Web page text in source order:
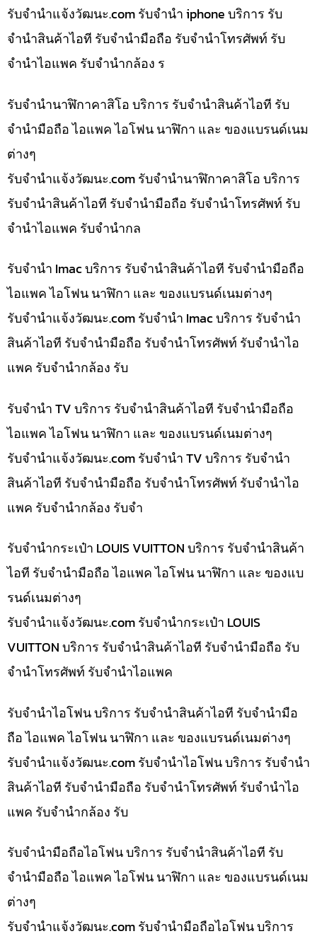
รับจํานําแจ้งวัฒนะ.com รับจำนำ iphone บริการ รับ
จำนำสินค้าไอที รับจำนำมือถือ รับจำนำโทรศัพท์ รับ
จำนำไอแพค รับจำนำกล้อง ร
รับจำนำนาฬิกาคาสิโอ บริการ รับจำนำสินค้าไอที รับ
จำนำมือถือ ไอแพค ไอโฟน นาฬิกา และ ของแบรนด์เนม
ต่างๆ
รับจํานําแจ้งวัฒนะ.com รับจำนำนาฬิกาคาสิโอ บริการ
รับจำนำสินค้าไอที รับจำนำมือถือ รับจำนำโทรศัพท์ รับ
จำนำไอแพค รับจำนำกล
รับจำนำ Imac บริการ รับจำนำสินค้าไอที รับจำนำมือถือ
ไอแพค ไอโฟน นาฬิกา และ ของแบรนด์เนมต่างๆ
รับจํานําแจ้งวัฒนะ.com รับจำนำ Imac บริการ รับจำนำ
สินค้าไอที รับจำนำมือถือ รับจำนำโทรศัพท์ รับจำนำไอ
แพค รับจำนำกล้อง รับ
รับจำนำ TV บริการ รับจำนำสินค้าไอที รับจำนำมือถือ
ไอแพค ไอโฟน นาฬิกา และ ของแบรนด์เนมต่างๆ
รับจํานําแจ้งวัฒนะ.com รับจำนำ TV บริการ รับจำนำ
สินค้าไอที รับจำนำมือถือ รับจำนำโทรศัพท์ รับจำนำไอ
แพค รับจำนำกล้อง รับจำ
รับจำนำกระเป๋า LOUIS VUITTON บริการ รับจำนำสินค้า
ไอที รับจำนำมือถือ ไอแพค ไอโฟน นาฬิกา และ ของแบ
รนด์เนมต่างๆ
รับจํานําแจ้งวัฒนะ.com รับจำนำกระเป๋า LOUIS
VUITTON บริการ รับจำนำสินค้าไอที รับจำนำมือถือ รับ
จำนำโทรศัพท์ รับจำนำไอแพค
รับจำนำไอโฟน บริการ รับจำนำสินค้าไอที รับจำนำมือ
ถือ ไอแพค ไอโฟน นาฬิกา และ ของแบรนด์เนมต่างๆ
รับจํานําแจ้งวัฒนะ.com รับจำนำไอโฟน บริการ รับจำนำ
สินค้าไอที รับจำนำมือถือ รับจำนำโทรศัพท์ รับจำนำไอ
แพค รับจำนำกล้อง รับ
รับจำนำมือถือไอโฟน บริการ รับจำนำสินค้าไอที รับ
จำนำมือถือ ไอแพค ไอโฟน นาฬิกา และ ของแบรนด์เนม
ต่างๆ
รับจํานําแจ้งวัฒนะ.com รับจำนำมือถือไอโฟน บริการ